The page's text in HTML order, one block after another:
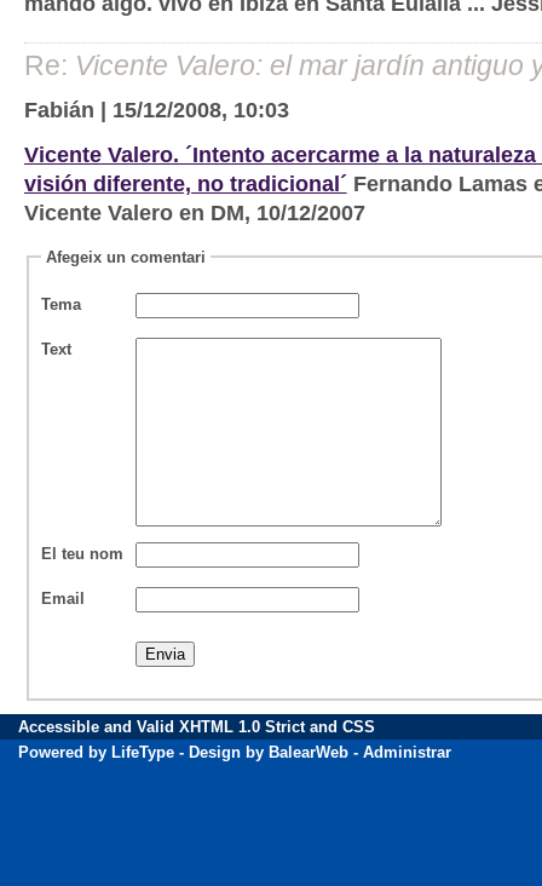
Re: Vicente Valero: el mar jardín antiguo
Fabián | 15/12/2008, 10:03
Vicente Valero. ´Intento acercarme a la
visión diferente, no tradicional´Fernando Lamas
Vicente Valero en DM, 10/12/2007
Afegeix un comentari
Tema
Text
El teu nom
Email
Accessible and Valid XHTML 1.0 Strictand CSS
Powered by LifeType - Design by BalearWeb - Administrar